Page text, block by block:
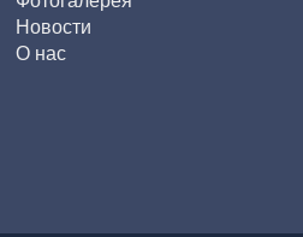
Новости
О нас